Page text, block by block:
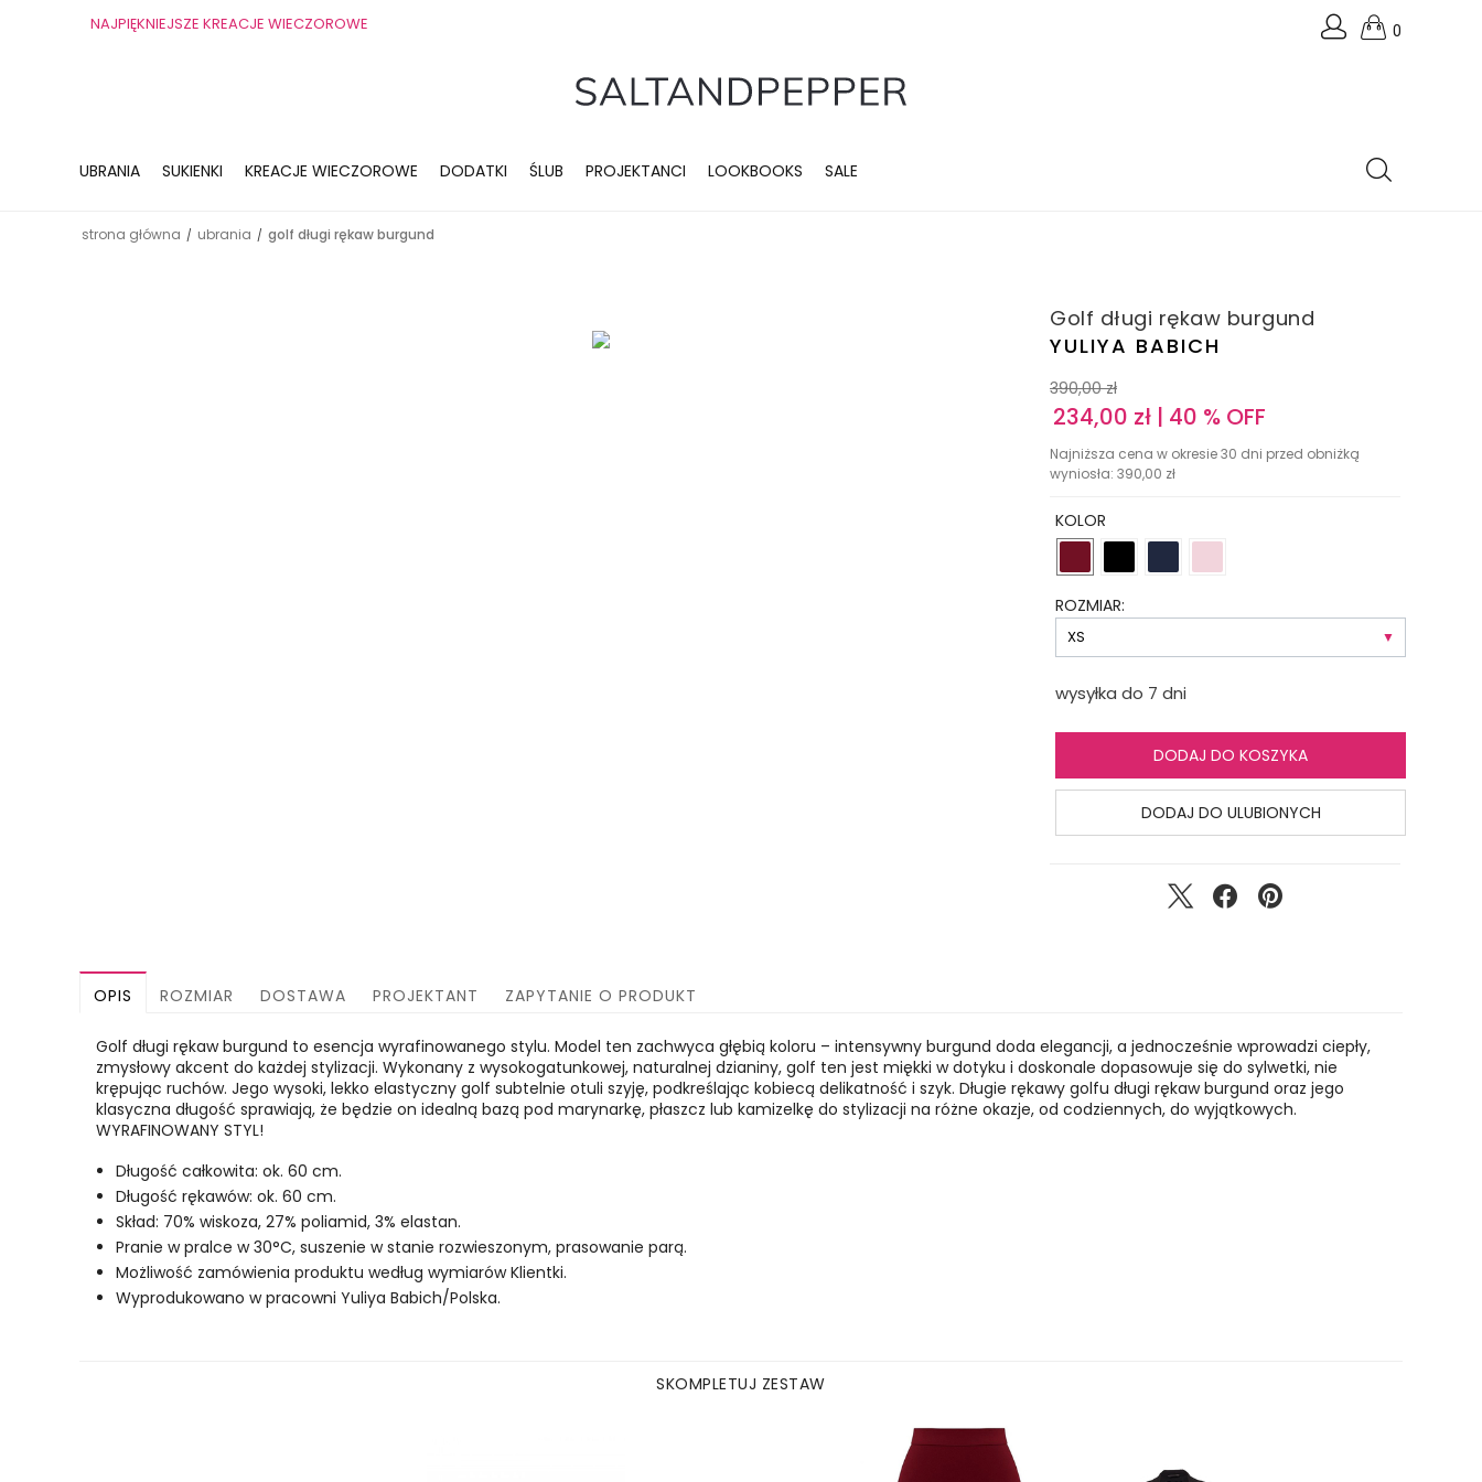
NAJPIĘKNIEJSZE KREACJE WIECZOROWE 0
UBRANIA SUKIENKI KREACJE WIECZOROWE DODATKI ŚLUB PROJEKTANCI LOOKBOOKS SALE
strona główna / ubrania / golf długi rękaw burgund
Golf długi rękaw burgund
YULIYA BABICH
390,00 zł
234,00 zł | 40 % OFF
Najniższa cena w okresie 30 dni przed obniżką
wyniosła: 390,00 zł
KOLOR
ROZMIAR:
wysyłka do 7 dni
DODAJ DO KOSZYKA
DODAJ DO ULUBIONYCH
OPIS ROZMIAR DOSTAWA PROJEKTANT ZAPYTANIE O PRODUKT
Golf długi rękaw burgund to esencja wyrafinowanego stylu. Model ten zachwyca głębią koloru – intensywny burgund doda elegancji, a jednocześnie wprowadzi ciepły,
zmysłowy akcent do każdej stylizacji. Wykonany z wysokogatunkowej, naturalnej dzianiny, golf ten jest miękki w dotyku i doskonale dopasowuje się do sylwetki, nie
krępując ruchów. Jego wysoki, lekko elastyczny golf subtelnie otuli szyję, podkreślając kobiecą delikatność i szyk. Długie rękawy golfu długi rękaw burgund oraz jego
klasyczna długość sprawiają, że będzie on idealną bazą pod marynarkę, płaszcz lub kamizelkę do stylizacji na różne okazje, od codziennych, do wyjątkowych.
WYRAFINOWANY STYL!
Długość całkowita: ok. 60 cm.
Długość rękawów: ok. 60 cm.
Skład: 70% wiskoza, 27% poliamid, 3% elastan.
Pranie w pralce w 30°C, suszenie w stanie rozwieszonym, prasowanie parą.
Możliwość zamówienia produktu według wymiarów Klientki.
Wyprodukowano w pracowni Yuliya Babich/Polska.
SKOMPLETUJ ZESTAW